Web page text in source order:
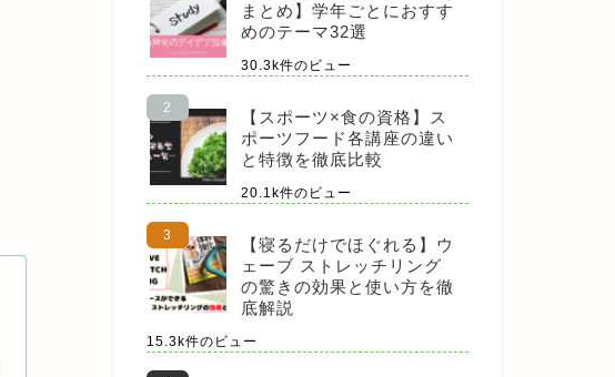
まとめ】学年ごとにおすす
めのテーマ32選
30.3k件のビュー
【スポーツ×食の資格】ス
ポーツフード各講座の違い
と特徴を徹底比較
20.1k件のビュー
【寝るだけでほぐれる】ウ
ェーブ ストレッチリング
の驚きの効果と使い方を徹
底解説
15.3k件のビュー